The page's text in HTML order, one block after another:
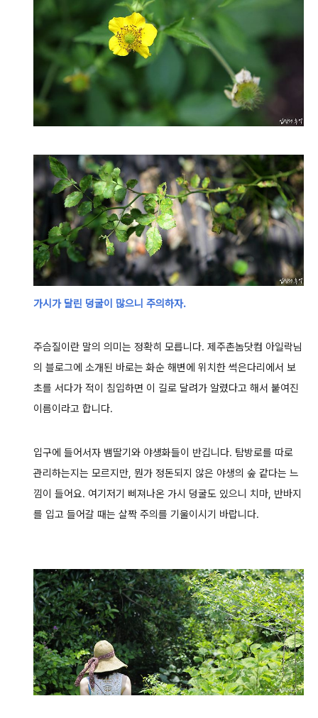
가시가 달린 덩굴이 많으니 주의하자.
주슴질이란 말의 의미는 정확히 모릅니다. 제주촌놈닷컴 아일락님
의 블로그에 소개된 바로는 화순 해변에 위치한 썩은다리에서 보
초를 서다가 적이 침입하면 이 길로 달려가 알렸다고 해서 붙여진
이름이라고 합니다.
입구에 들어서자 뱀딸기와 야생화들이 반깁니다. 탐방로를 따로
관리하는지는 모르지만, 뭔가 정돈되지 않은 야생의 숲 같다는 느
낌이 들어요. 여기저기 삐져나온 가시 덩굴도 있으니 치마, 반바지
를 입고 들어갈 때는 살짝 주의를 기울이시기 바랍니다.